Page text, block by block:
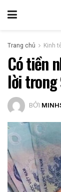
Trang chủ Kinh
Có tiền
lời trong
BỞI